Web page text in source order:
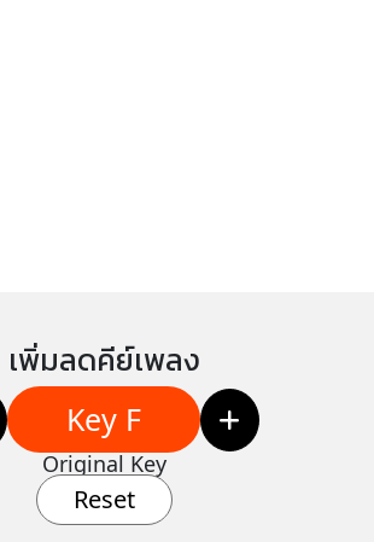
เพิ่มลดคีย์เพลง
Key F
Original Key
Reset